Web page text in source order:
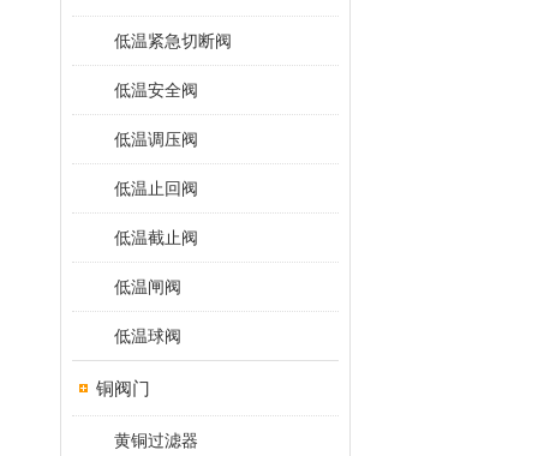
低温紧急切断阀
低温安全阀
低温调压阀
低温止回阀
低温截止阀
低温闸阀
低温球阀
铜阀门
黄铜过滤器